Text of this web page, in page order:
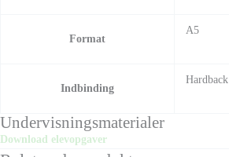
Format
A5
Indbinding
Hardback
Undervisningsmaterialer
Download elevopgaver